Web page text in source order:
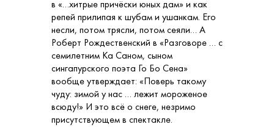
в «…хитрые причёски юных дам» и как
репей прилипая к шубам и ушанкам. Его
несли, потом трясли, потом сеяли… А
Роберт Рождественский в «Разговоре … с
семилетним Ка Саном, сыном
сингапурского поэта Го Бо Сена»
вообще утверждает: «Поверь такому
чуду: зимой у нас … лежит мороженое
всюду!» И это всё о снеге, незримо
присутствующем в спектакле.